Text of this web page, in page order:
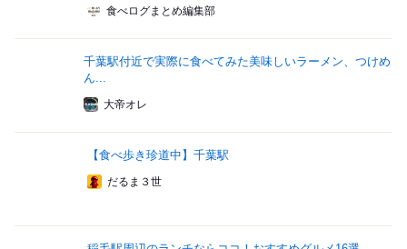
食べログまとめ編集部
千葉駅付近で実際に食べてみた美味しいラーメン、つけめ
ん...
大帝オレ
【食べ歩き珍道中】千葉駅
だるま３世